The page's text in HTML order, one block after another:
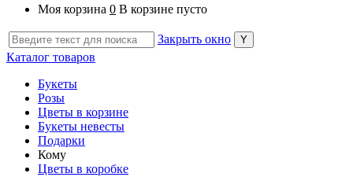
Моя корзина 0 В корзине пусто
Закрыть окно
Каталог товаров
Букеты
Розы
Цветы в корзине
Букеты невесты
Подарки
Кому
Цветы в коробке